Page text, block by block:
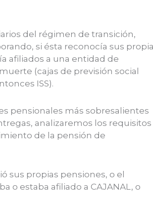
del régimen de transición,
si ésta reconocía sus
afiliados a una entidad de
(cajas de previsión social
ISS).
pensionales más sobresalientes
analizaremos los requisitos
de la pensión de
sus propias pensiones, o el
o estaba afiliado a CAJANAL, o